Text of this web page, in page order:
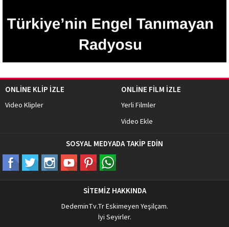
ONLİNE KLİP İZLE
Video Klipler
ONLİNE FİLM İZLE
Yerli Filmler
Video Ekle
SOSYAL MEDYADA TAKİP EDİN
SİTEMİZ HAKKINDA
DedeminTv.TrEskimeyen Yeşilçam.
İyi Seyirler.